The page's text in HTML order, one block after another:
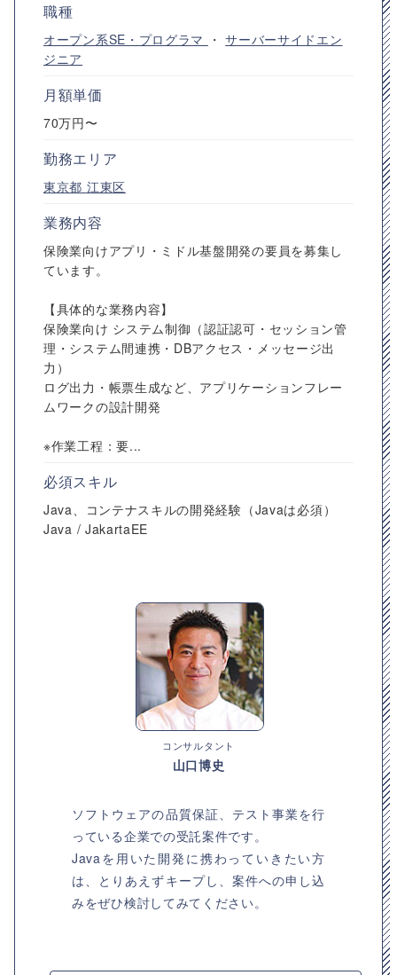
職種
オープン系SE・プログラマ ・サーバーサイドエン
ジニア
月額単価
70万円〜
勤務エリア
東京都 江東区
業務内容
保険業向けアプリ・ミドル基盤開発の要員を募集し
ています。
【具体的な業務内容】
保険業向け システム制御（認証認可・セッション管
理・システム間連携・DBアクセス・メッセージ出
力）
ログ出力・帳票生成など、アプリケーションフレー
ムワークの設計開発
※作業工程：要...
必須スキル
Java、コンテナスキルの開発経験（Javaは必須）
Java / JakartaEE
コンサルタント
山口博史
ソフトウェアの品質保証、テスト事業を行
っている企業での受託案件です。
Javaを用いた開発に携わっていきたい方
は、とりあえずキープし、案件への申し込
みをぜひ検討してみてください。